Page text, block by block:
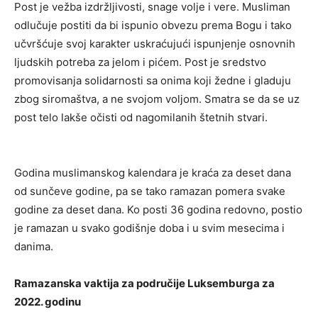
Post je vežba izdržljivosti, snage volje i vere. Musliman
odlučuje postiti da bi ispunio obvezu prema Bogu i tako
učvršćuje svoj karakter uskraćujući ispunjenje osnovnih
ljudskih potreba za jelom i pićem. Post je sredstvo
promovisanja solidarnosti sa onima koji žedne i gladuju
zbog siromaštva, a ne svojom voljom. Smatra se da se uz
post telo lakše očisti od nagomilanih štetnih stvari.
Godina muslimanskog kalendara je kraća za deset dana
od sunčeve godine, pa se tako ramazan pomera svake
godine za deset dana. Ko posti 36 godina redovno, postio
je ramazan u svako godišnje doba i u svim mesecima i
danima.
Ramazanska vaktija za područije Luksemburga za
2022. godinu